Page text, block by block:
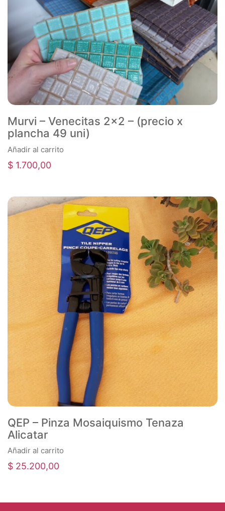
Murvi – Venecitas 2×2 – (precio x
plancha 49 uni)
Añadir al carrito
$ 1.700,00
QEP – Pinza Mosaiquismo Tenaza
Alicatar
Añadir al carrito
$ 25.200,00